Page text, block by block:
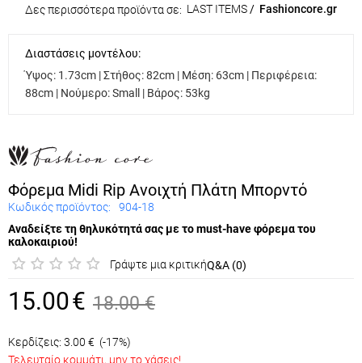
Δες περισσότερα προϊόντα σε: LAST ITEMS / Fashioncore.gr
Διαστάσεις μοντέλου:
Ύψος: 1.73cm | Στήθος: 82cm | Μέση: 63cm | Περιφέρεια:
88cm | Νούμερο: Small | Βάρος: 53kg
Φόρεμα Midi Rip Ανοιχτή Πλάτη Μπορντό
Κωδικός προϊόντος:
904-18
Αναδείξτε τη θηλυκότητά σας με το must-have φόρεμα του
καλοκαιριού!
Γράψτε μια κριτικήQ&A (0)
15.00€ 18.00 €
Κερδίζεις: 3.00 €
(-17%)
Τελευταίο κομμάτι, μην το χάσεις!